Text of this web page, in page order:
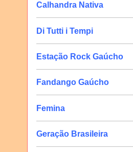
Calhandra Nativa
Di Tutti i Tempi
Estação Rock Gaúcho
Fandango Gaúcho
Femina
Geração Brasileira